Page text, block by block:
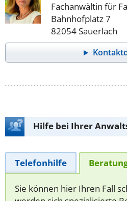
Fachanwältin für
Bahnhofplatz 7
82054 Sauerlach
Hilfe bei Ihrer
Telefonhilfe
Sie können hier Ihren Fall